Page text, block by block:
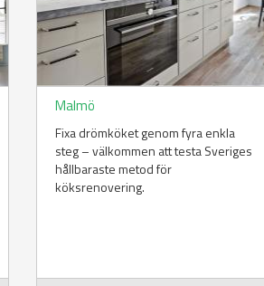
Malmö
Fixa drömköket genom fyra enkla
steg – välkommen att testa Sveriges
hållbaraste metod för
köksrenovering.